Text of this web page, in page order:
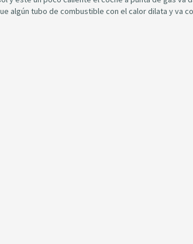
algún tubo de combustible con el calor dilata y va